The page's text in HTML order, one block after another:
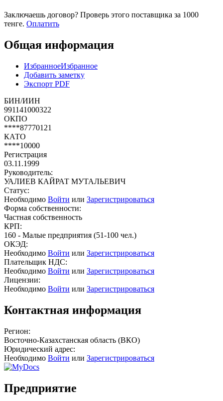
Заключаешь договор? Проверь этого поставщика за 1000
тенге. Оплатить
Общая информация
ИзбранноеИзбранное
Добавить заметку
Экспорт PDF
БИН/ИИН
991141000322
ОКПО
****87770121
КАТО
****10000
Регистрация
03.11.1999
Руководитель:
УАЛИЕВ КАЙРАТ МУТАЛЬЕВИЧ
Статус:
Необходимо Войти или Зарегистрироваться
Форма собственности:
Частная собственность
КРП:
160 - Малые предприятия (51-100 чел.)
ОКЭД:
Необходимо Войти или Зарегистрироваться
Плательщик НДС:
Необходимо Войти или Зарегистрироваться
Лицензии:
Необходимо Войти или Зарегистрироваться
Контактная информация
Регион:
Восточно-Казахстанская область (ВКО)
Юридический адрес:
Необходимо Войти или Зарегистрироваться
Предприятие